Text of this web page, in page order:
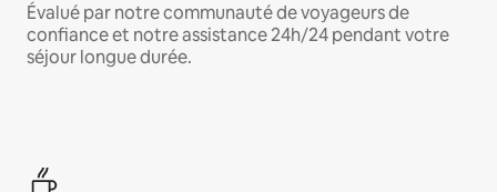
Évalué par notre communauté de voyageurs de
confiance et notre assistance 24h/24 pendant votre
séjour longue durée.